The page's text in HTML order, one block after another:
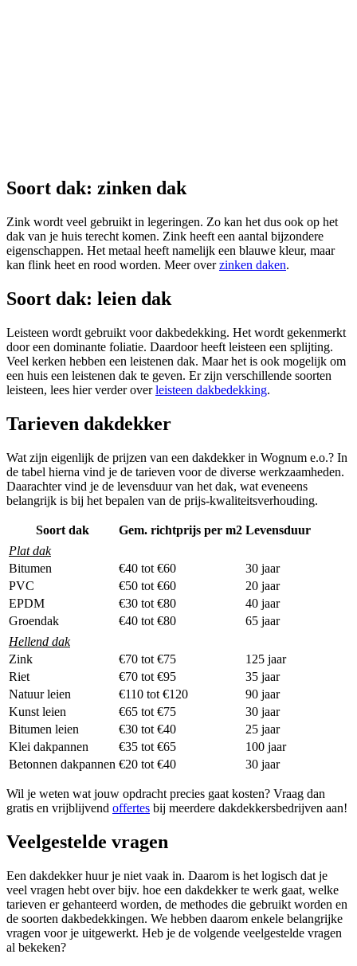
Soort dak: zinken dak
Zink wordt veel gebruikt in legeringen. Zo kan het dus ook op het
dak van je huis terecht komen. Zink heeft een aantal bijzondere
eigenschappen. Het metaal heeft namelijk een blauwe kleur, maar
kan flink heet en rood worden. Meer overzinken daken.
Soort dak: leien dak
Leisteen wordt gebruikt voor dakbedekking. Het wordt gekenmerkt
door een dominante foliatie. Daardoor heeft leisteen een splijting.
Veel kerken hebben een leistenen dak. Maar het is ook mogelijk om
een huis een leistenen dak te geven. Er zijn verschillende soorten
leisteen, lees hier verder overleisteen dakbedekking.
Tarieven dakdekker
Wat zijn eigenlijk de prijzen van een dakdekker in Wognum e.o.? In
de tabel hierna vind je de tarieven voor de diverse werkzaamheden.
Daarachter vind je de levensduur van het dak, wat eveneens
belangrijk is bij het bepalen van de prijs-kwaliteitsverhouding.
Soort dak Gem. richtprijs per m2 Levensduur
Plat dak
Bitumen
€40 tot €60
30 jaar
PVC
€50 tot €60
20 jaar
EPDM
€30 tot €80
40 jaar
Groendak
€40 tot €80
65 jaar
Hellend dak
Zink
€70 tot €75
125 jaar
Riet
€70 tot €95
35 jaar
Natuur leien
€110 tot €120
90 jaar
Kunst leien
€65 tot €75
30 jaar
Bitumen leien
€30 tot €40
25 jaar
Klei dakpannen
€35 tot €65
100 jaar
Betonnen dakpannen €20 tot €40 30 jaar
Wil je weten wat jouw opdracht precies gaat kosten? Vraag dan
gratis en vrijblijvend offertes bij meerdere dakdekkersbedrijven aan!
Veelgestelde vragen
Een dakdekker huur je niet vaak in. Daarom is het logisch dat je
veel vragen hebt over bijv. hoe een dakdekker te werk gaat, welke
tarieven er gehanteerd worden, de methodes die gebruikt worden en
de soorten dakbedekkingen. We hebben daarom enkele belangrijke
vragen voor je uitgewerkt. Heb je de volgende veelgestelde vragen
al bekeken?